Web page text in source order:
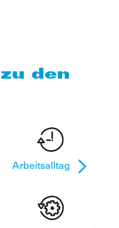
den
Arbeitsalltag